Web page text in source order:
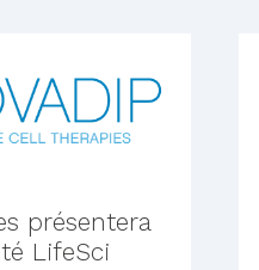
présentera
LifeSci